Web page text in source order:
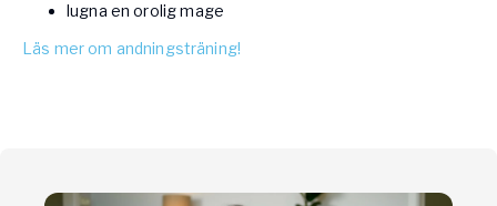
lugna en orolig mage
Läs mer om andningsträning!